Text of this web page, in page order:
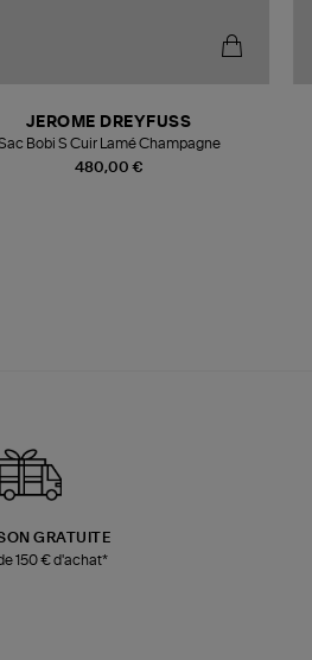
480,00 €
JEROME DREYFUSS
Bobi S Cuir Lamé Champagne
GRATUITE
150 € d'achat*